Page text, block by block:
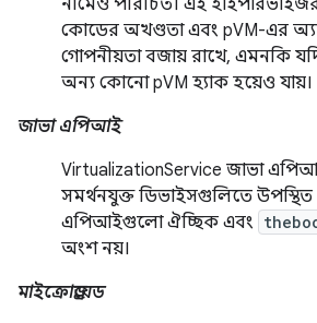
নামেও পরিচিত। এই
কোডের অখণ্ডতা এবং pVM-এর
গোপনীয়তা বজায় রাখে, এমনকি যদি
অন্য কোনো pVM হ্যাক হয়েও যায়।
জাভা এপিআই
VirtualizationService জাভা
সমর্থনযুক্ত ডিভাইসগুলিতে
এপিআইগুলো ঐচ্ছিক এবং
অংশ নয়।
মাইক্রোড্রয়েড